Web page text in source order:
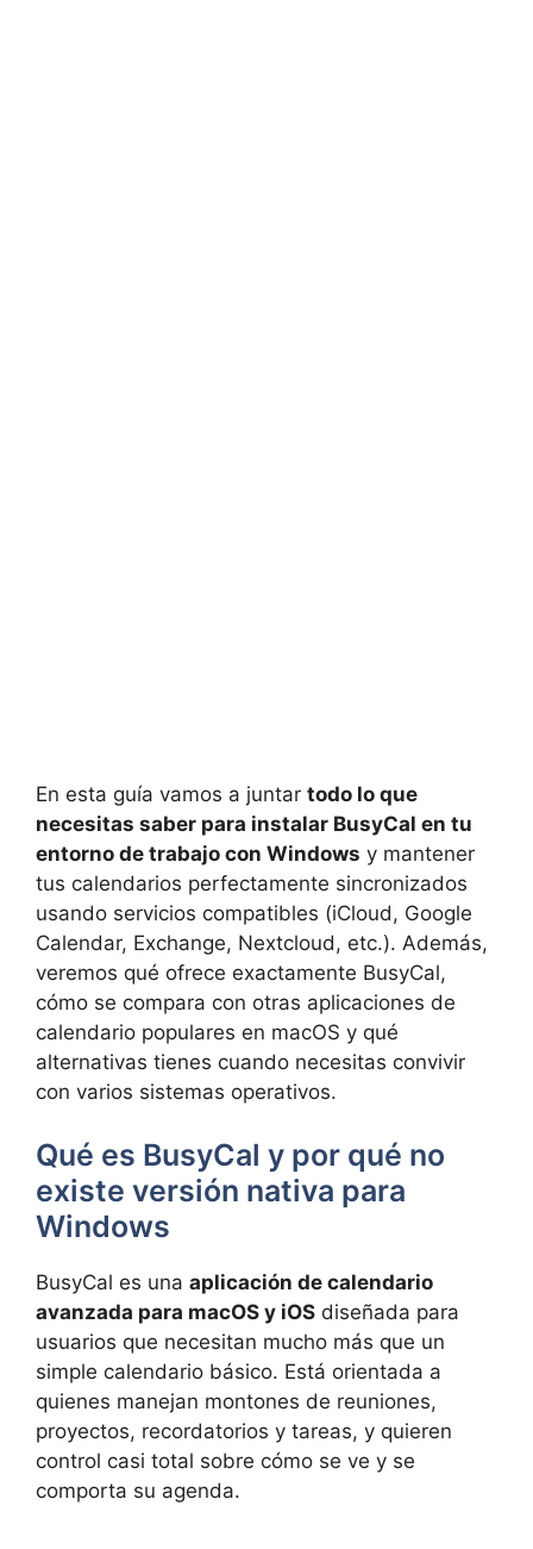
En esta guía vamos a juntar todo lo que
necesitas saber para instalar BusyCal en tu
entorno de trabajo con Windows y mantener
tus calendarios perfectamente sincronizados
usando servicios compatibles (iCloud, Google
Calendar, Exchange, Nextcloud, etc.). Además,
veremos qué ofrece exactamente BusyCal,
cómo se compara con otras aplicaciones de
calendario populares en macOS y qué
alternativas tienes cuando necesitas convivir
con varios sistemas operativos.
Qué es BusyCal y por qué no
existe versión nativa para
Windows
BusyCal es una aplicación de calendario
avanzada para macOS y iOS diseñada para
usuarios que necesitan mucho más que un
simple calendario básico. Está orientada a
quienes manejan montones de reuniones,
proyectos, recordatorios y tareas, y quieren
control casi total sobre cómo se ve y se
comporta su agenda.